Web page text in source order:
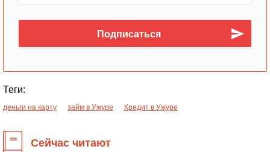
Теги:
деньги на карту займ в Ужуре Кредит в Ужуре
Сейчас читают